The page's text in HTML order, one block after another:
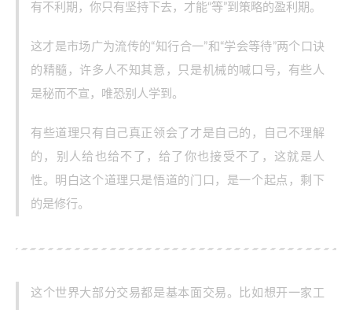
有不利期，你只有坚持下去，才能“等”到策略的盈利期。
这才是市场广为流传的“知行合一”和“学会等待”两个口诀
的精髓，许多人不知其意，只是机械的喊口号，有些人
是秘而不宣，唯恐别人学到。
有些道理只有自己真正领会了才是自己的，自己不理解
的，别人给也给不了，给了你也接受不了，这就是人
性。明白这个道理只是悟道的门口，是一个起点，剩下
的是修行。
这个世界大部分交易都是基本面交易。比如想开一家工